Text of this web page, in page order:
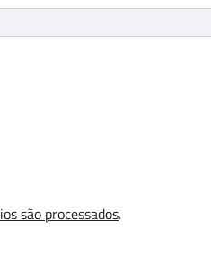
são processados.